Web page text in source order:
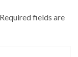
fields are